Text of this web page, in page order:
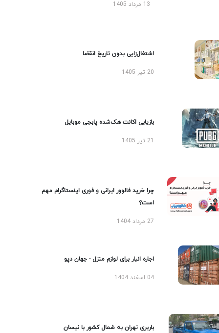
13 مرداد 1405
اشتغال‌زایی بدون تاریخ انقضا
20 تیر 1405
بازیابی اکانت هک‌شده پابجی موبایل
چرا خرید فالوور ایرانی و فوری اینستاگرام مهم
است؟
27 مرداد 1404
اجاره انبار برای لوازم منزل - جهان دپو
04 اسفند 1404
باربری تهران به شمال کشور با نیسان